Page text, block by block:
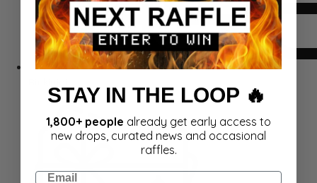
STAY IN THE LOOP 🔥
1,800+ people already get early access to
new drops, curated news and occasional
raffles.
Email